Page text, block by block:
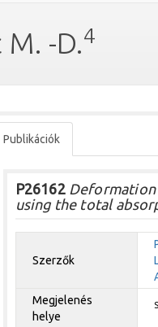
-D.4
Publikációk
P26162Deformation
using the total
Szerzők
Megjelenés
helye